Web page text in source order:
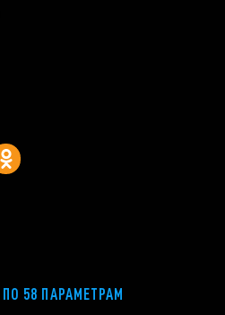
58 ПАРАМЕТРАМ